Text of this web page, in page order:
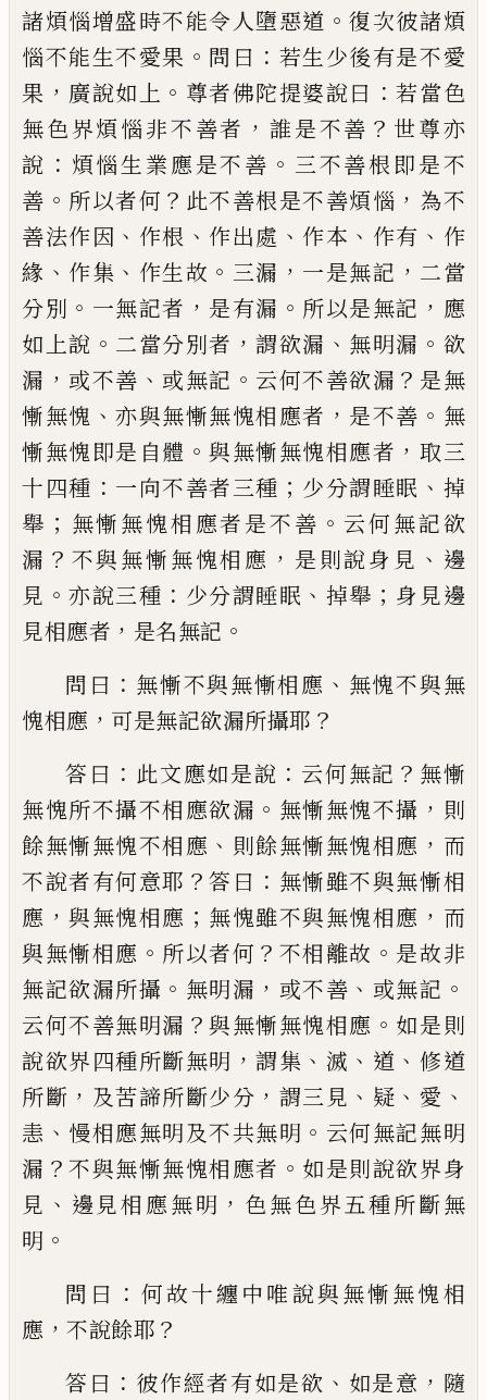
諸煩惱增盛時不能令人墮惡道 。復次彼諸煩
惱不能生不愛果 。 問曰 ： 若生少後有是不愛
果 ， 廣說如上 。 尊者佛陀提婆說曰 ：若當色
無色界煩惱非不善者 ， 誰是不善 ？ 世尊亦
說 ： 煩惱生業應是不善 。 三不善根即是不
善 。 所以者何 ？ 此不善根是不善煩惱 ， 為不
善法作因 、 作根 、 作出處 、 作本 、 作有 、 作
緣 、 作集 、 作生故 。 三漏 ， 一是無記 ， 二當
分別 。 一無記者 ， 是有漏 。 所以是無記 ， 應
如上說 。 二當分別者 ，謂欲漏 、 無明漏 。 欲
漏 ， 或不善 、 或無記 。 云何不善欲漏 ？ 是無
慚無愧 、亦與無慚無愧相應者 ， 是不善 。 無
慚無愧即是自體 。與無慚無愧相應者 ， 取三
十四種 ： 一向不善者三種 ； 少分謂睡眠 、 掉
舉 ； 無慚無愧相應者是不善 。 云何無記欲
漏 ？ 不與無慚無愧相應 ， 是則說身見 、 邊
見 。亦說三種 ： 少分謂睡眠 、 掉舉 ； 身見邊
見相應者 ， 是名無記 。
問曰 ： 無慚不與無慚相應 、 無愧不與無
愧相應 ， 可是無記欲漏所攝耶 ？
答曰 ： 此文應如是說 ： 云何無記 ？ 無慚
無愧所不攝不相應欲漏 。 無慚無愧不攝 ， 則
餘無慚無愧不相應 、 則餘無慚無愧相應 ， 而
不說者有何意耶 ？答曰 ： 無慚雖不與無慚相
應 ，與無愧相應 ； 無愧雖不與無愧相應 ， 而
與無慚相應 。 所以者何 ？ 不相離故 。 是故非
無記欲漏所攝 。 無明漏 ， 或不善 、 或無記 。
云何不善無明漏 ？與無慚無愧相應 。 如是則
說欲界四種所斷無明 ，謂集 、 滅 、 道 、修道
所斷 ， 及苦諦所斷少分 ， 謂三見 、 疑 、愛 、
恚 、 慢相應無明及不共無明 。 云何無記無明
漏 ？不與無慚無愧相應者 。 如是則說欲界身
見 、 邊見相應無明 ， 色無色界五種所斷無
明 。
問曰 ： 何故十纏中唯說與無慚無愧相
應 ， 不說餘耶 ？
答曰 ： 彼作經者有如是欲 、 如是意 ， 隨